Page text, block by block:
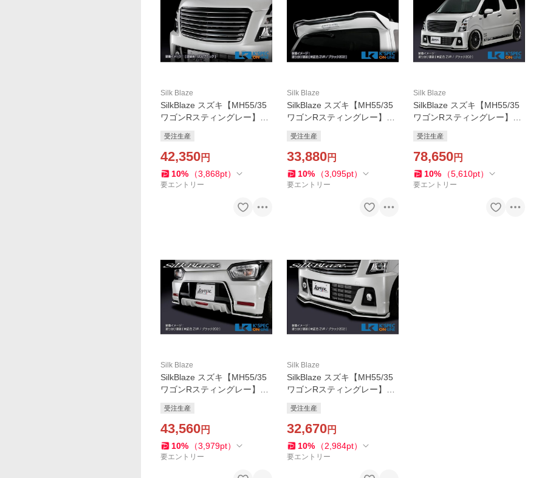
Silk Blaze
SilkBlaze スズキ【MH55/35
ワゴンRスティングレー】Ly
【未塗装】_[LYNX-MH55-F
G]
受注生産
42,350円
10% （3,868pt）
要エントリー
Silk Blaze
SilkBlaze スズキ【MH55/35
ワゴンRスティングレー】Ly
塗装】_[LYNX-MH55-RW]
受注生産
33,880円
10% （3,095pt）
要エントリー
Silk Blaze
SilkBlaze スズキ【MH55/35
ワゴンRスティングレー】Ly
【未塗装】/バックフォグあ
り_[LYNX-MH55-2PF]
受注生産
78,650円
10% （5,610pt）
要エントリー
Silk Blaze
SilkBlaze スズキ【MH55/35
ワゴンRスティングレー】Ly
【未塗装】/バックフォグな
し_[LYNX-MH55-RS]
受注生産
43,560円
10% （3,979pt）
要エントリー
Silk Blaze
SilkBlaze スズキ【MH55/35
ワゴンRスティングレー】Ly
ポイラー Type-S【未塗装】_
[LYNX-MH55-FS]
受注生産
32,670円
10% （2,984pt）
要エントリー